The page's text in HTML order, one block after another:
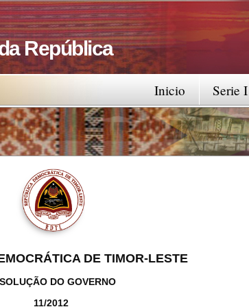
República
Serie I
Inicio
DE TIMOR-LESTE
DO GOVERNO
11/2012